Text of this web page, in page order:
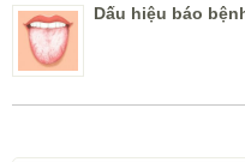
Dấu hiệu báo